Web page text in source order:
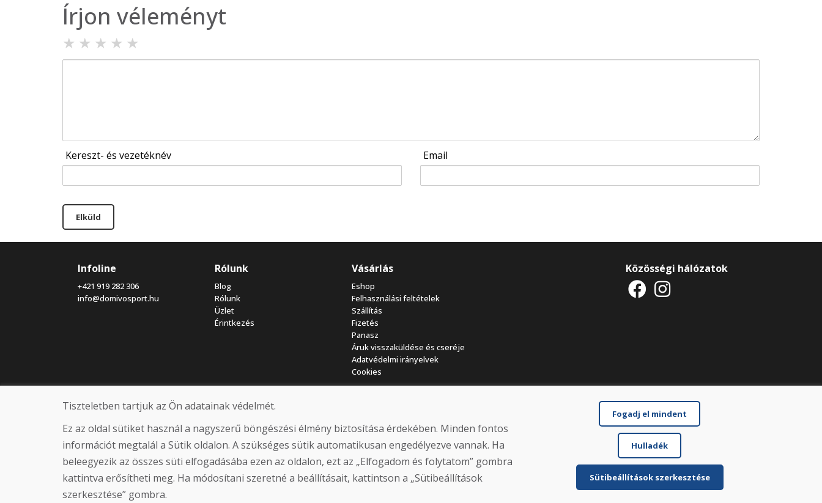
Írjon véleményt
★ ★ ★ ★ ★
Kereszt- és vezetéknév Email
Elküld
Infoline
+421 919 282 306
info@domivosport.hu
Rólunk
Blog
Rólunk
Üzlet
Érintkezés
Vásárlás
Eshop
Felhasználási feltételek
Szállítás
Fizetés
Panasz
Áruk visszaküldése és cseréje
Adatvédelmi irányelvek
Cookies
Közösségi hálózatok
© DOMIVOSPORT 2026, minden jog fenntartva
DUFEKSOFT weboldal létrehozása
Tiszteletben tartjuk az Ön adatainak védelmét.
Ez az oldal sütiket használ a nagyszerű böngészési élmény biztosítása érdekében. Minden fontos
információt megtalál a Sütik oldalon. A szükséges sütik automatikusan engedélyezve vannak. Ha
beleegyezik az összes süti elfogadásába ezen az oldalon, ezt az „Elfogadom és folytatom” gombra
kattintva erősítheti meg. Ha módosítani szeretné a beállításait, kattintson a „Sütibeállítások
szerkesztése” gombra.
Fogadj el mindent
Hulladék
Sütibeállítások szerkesztése